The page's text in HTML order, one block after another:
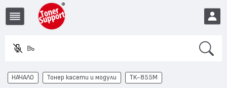
Въведете
EUR
НАЧАЛО Тонер касети и модули TK-855M